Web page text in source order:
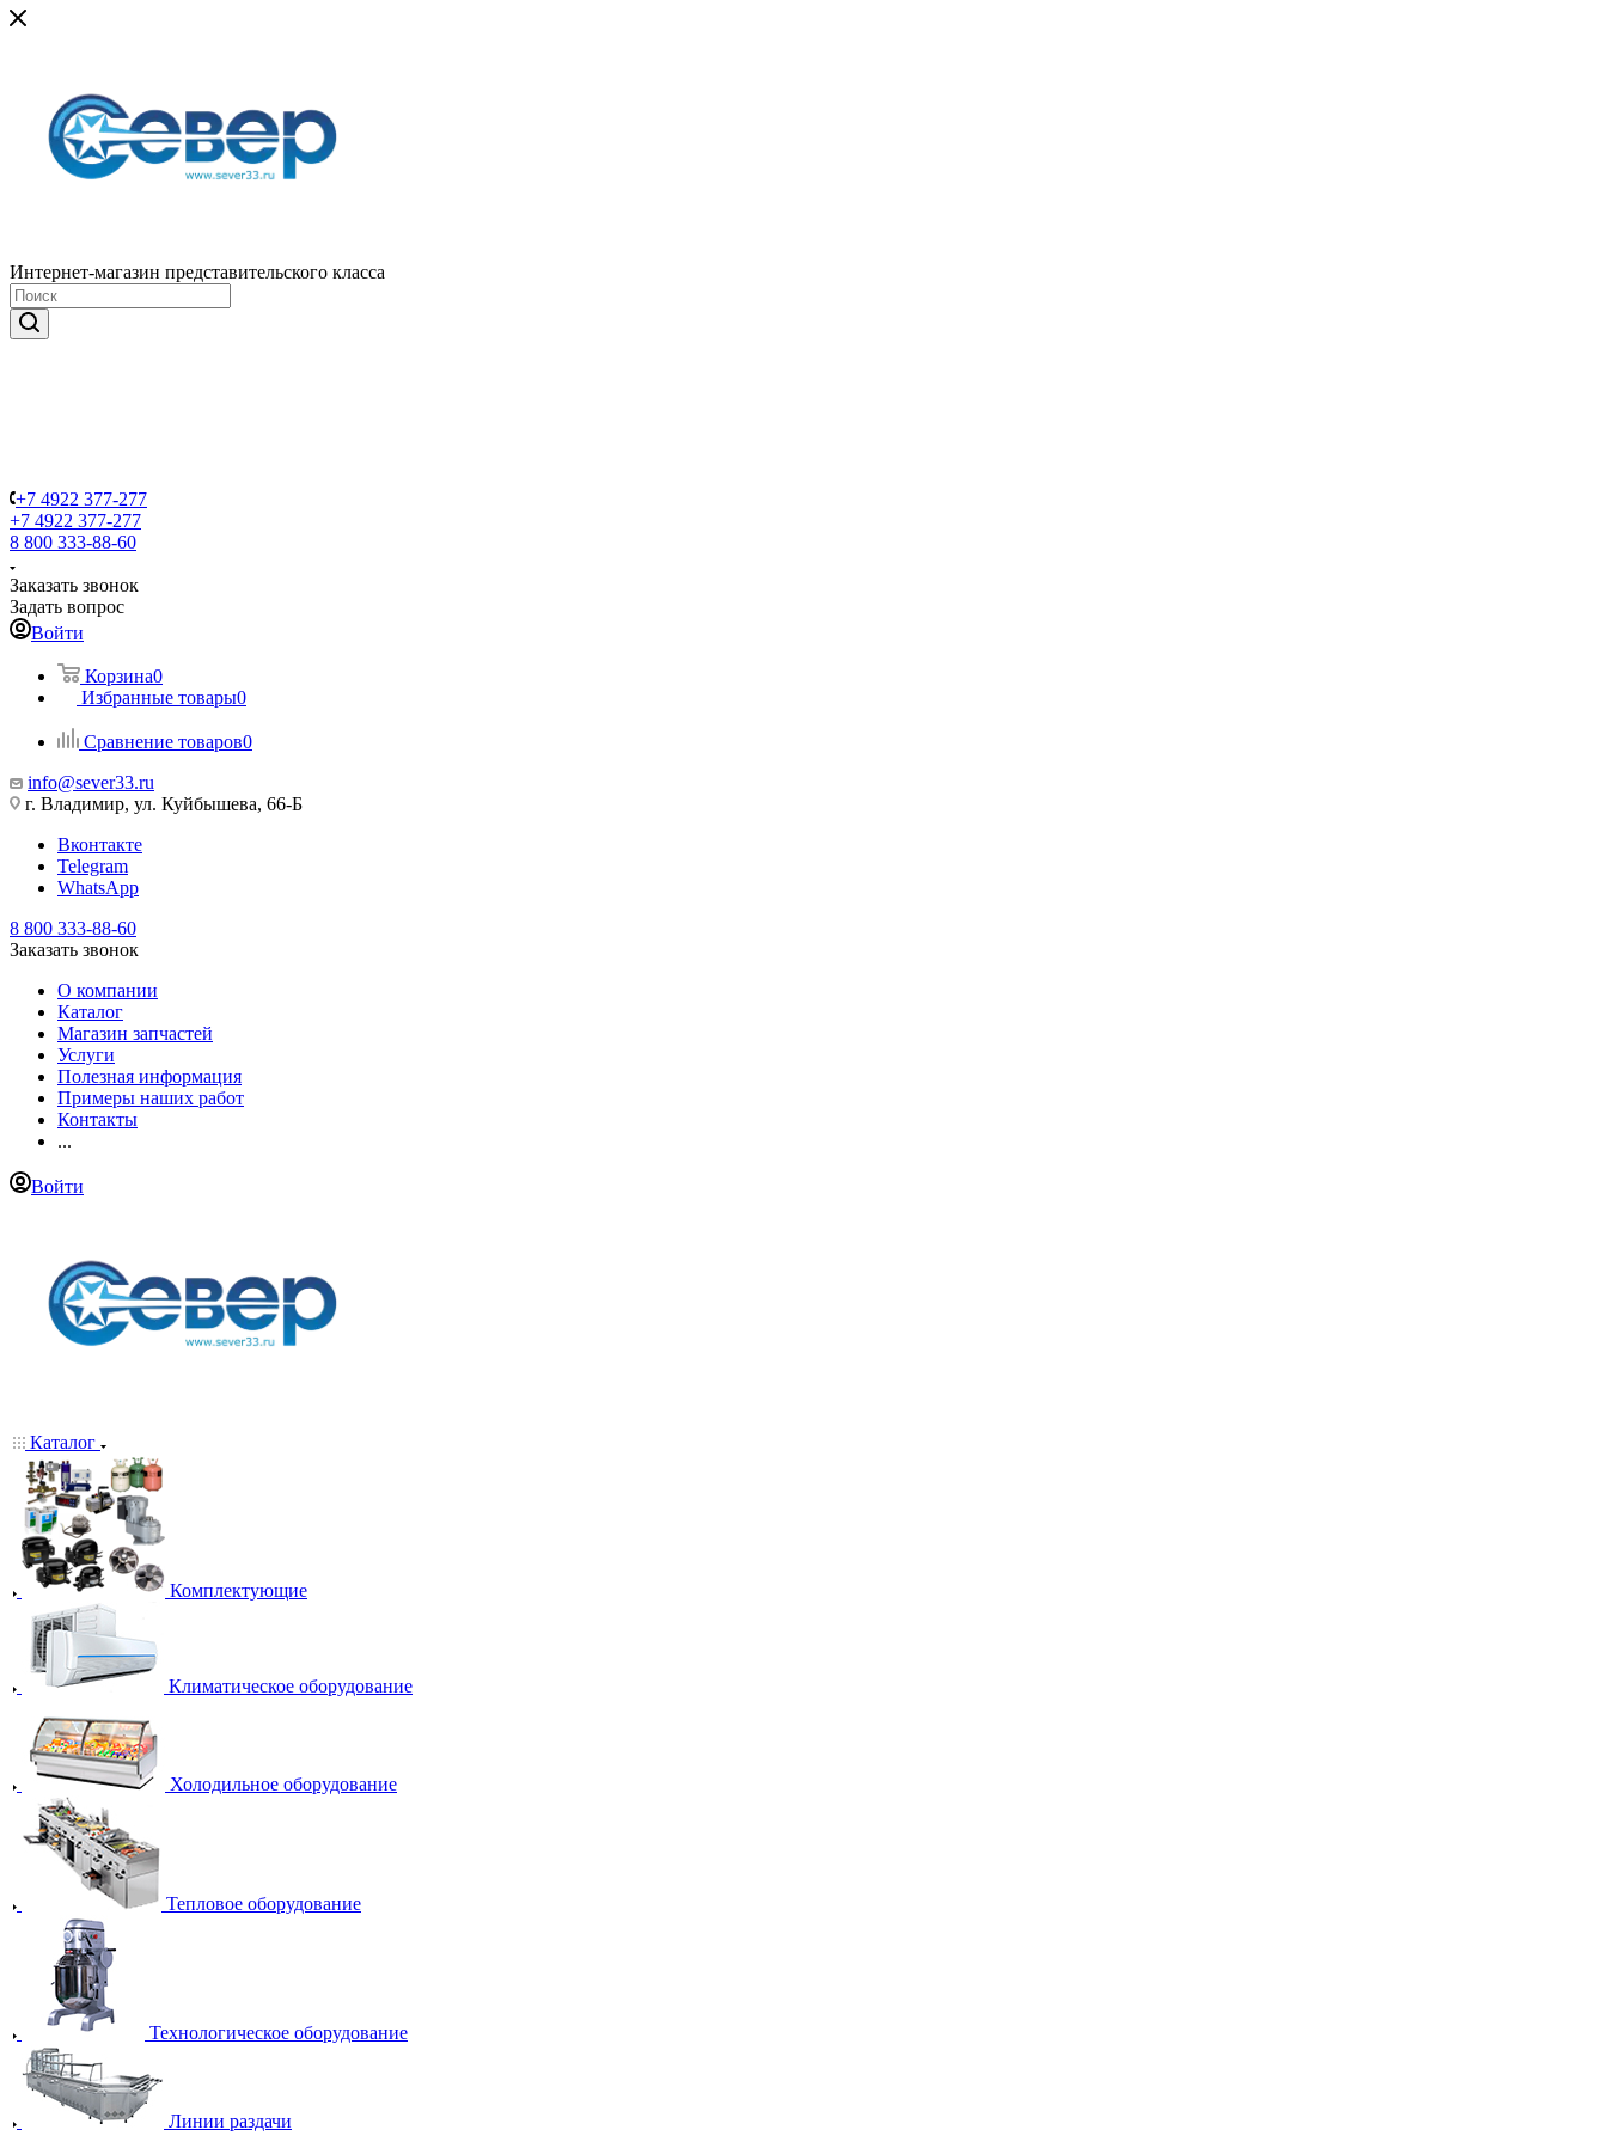
Интернет-магазин представительского класса
+7 4922 377-277
+7 4922 377-277
8 800 333-88-60
Заказать звонок
Задать вопрос
Войти
Корзина0
Избранные товары0
Сравнение товаров0
info@sever33.ru
г. Владимир, ул. Куйбышева, 66-Б
Вконтакте
Telegram
WhatsApp
8 800 333-88-60
Заказать звонок
О компании
Каталог
Магазин запчастей
Услуги
Полезная информация
Примеры наших работ
Контакты
...
Войти
Каталог
Комплектующие
Климатическое оборудование
Холодильное оборудование
Тепловое оборудование
Технологическое оборудование
Линии раздачи